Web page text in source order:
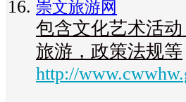
崇文旅游网
包含文化艺术活
旅游，政策法规等
http://